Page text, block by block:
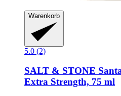
Warenkorb
5.0 (2)
SALT & STONE
Extra Strength, 75 ml